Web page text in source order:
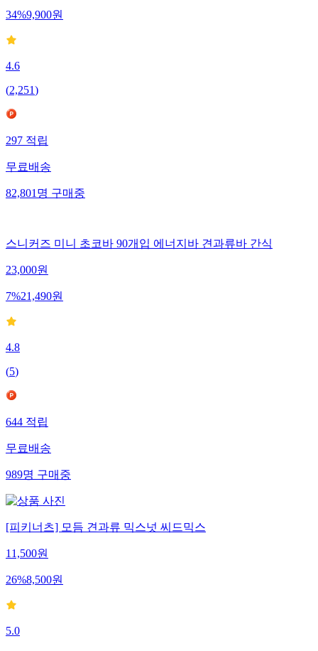
34%9,900원
4.6
(2,251)
297적립
무료배송
82,801명구매중
스니커즈 미니 초코바 90개입 에너지바 견과류바 간식
23,000원
7%21,490원
4.8
(5)
644적립
무료배송
989명구매중
[피키너츠] 모듬 견과류 믹스넛 씨드믹스
11,500원
26%8,500원
5.0